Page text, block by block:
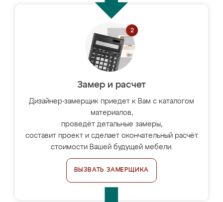
Замер и расчет
Дизайнер-замерщик приедет к Вам с каталогом
материалов,
проведёт детальные замеры,
составит проект и сделает окончательный расчёт
стоимости Вашей будущей мебели.
ВЫЗВАТЬ ЗАМЕРЩИКА